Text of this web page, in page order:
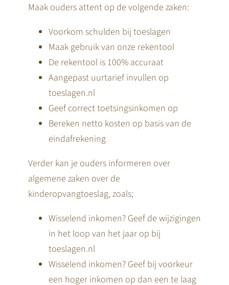
Maak ouders attent op de volgende zaken:
Voorkom schulden bij toeslagen
Maak gebruik van onze rekentool
De rekentool is 100% accuraat
Aangepast uurtarief invullen op
toeslagen.nl
Geef correct toetsingsinkomen op
Bereken netto kosten op basis van de
eindafrekening
Verder kan je ouders informeren over
algemene zaken over de
kinderopvangtoeslag, zoals;
Wisselend inkomen? Geef de wijzigingen
in het loop van het jaar op bij
toeslagen.nl
Wisselend inkomen? Geef bij voorkeur
een hoger inkomen op dan een te laag